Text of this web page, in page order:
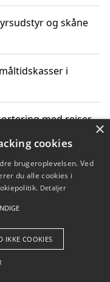
og skåne
i
med rejser
til co2 reduktion
×
cookies
brugeroplevelsen. Ved
du alle cookies i
Detaljer
IKKE COOKIES